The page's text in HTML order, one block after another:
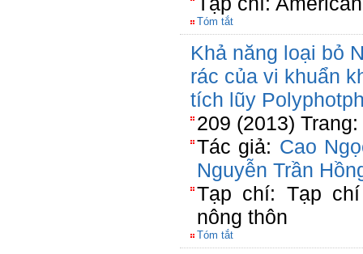
Tóm tắt
Khả năng loại bỏ
rác của vi khuẩn
tích lũy
209 (2013) Trang:
Tác giả: Cao
Nguyễn Trần
Tạp chí: Tạp
nông thôn
Tóm tắt